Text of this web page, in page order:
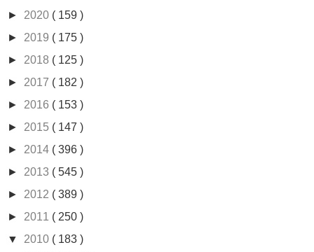
► 2020 ( 159 )
► 2019 ( 175 )
► 2018 ( 125 )
► 2017 ( 182 )
► 2016 ( 153 )
► 2015 ( 147 )
► 2014 ( 396 )
► 2013 ( 545 )
► 2012 ( 389 )
► 2011 ( 250 )
▼ 2010 ( 183 )